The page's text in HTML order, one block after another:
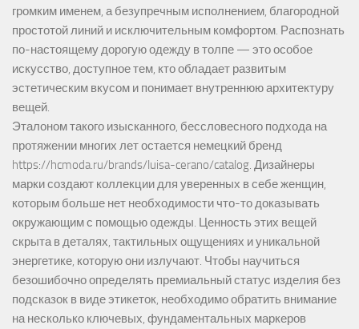
громким именем, а безупречным исполнением, благородной
простотой линий и исключительным комфортом. Распознать
по-настоящему дорогую одежду в толпе — это особое
искусство, доступное тем, кто обладает развитым
эстетическим вкусом и понимает внутреннюю архитектуру
вещей.
Эталоном такого изысканного, бессловесного подхода на
протяжении многих лет остается немецкий бренд
https://hcmoda.ru/brands/luisa-cerano/catalog. Дизайнеры
марки создают коллекции для уверенных в себе женщин,
которым больше нет необходимости что-то доказывать
окружающим с помощью одежды. Ценность этих вещей
скрыта в деталях, тактильных ощущениях и уникальной
энергетике, которую они излучают. Чтобы научиться
безошибочно определять премиальный статус изделия без
подсказок в виде этикеток, необходимо обратить внимание
на несколько ключевых, фундаментальных маркеров